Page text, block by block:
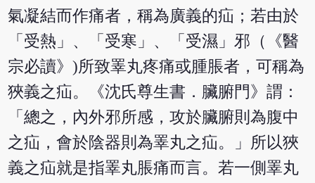
氣凝結而作痛者，稱為廣義的疝；若由於
「受熱」、「受寒」、「受濕」邪（《醫
宗必讀》)所致睪丸疼痛或腫脹者，可稱為
狹義之疝。《沈氏尊生書．臟腑門》謂：
「總之，內外邪所感，攻於臟腑則為腹中
之疝，會於陰器則為睪丸之疝。」所以狹
義之疝就是指睪丸脹痛而言。若一側睪丸